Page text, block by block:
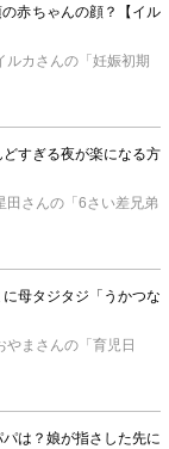
赤ちゃんの顔？【イル
ルカさんの「妊娠初期
すぎる夜が楽になる方
田さんの「6さい差兄弟
母タジタジ「うかつな
やまさんの「育児日
は？娘が指さした先に